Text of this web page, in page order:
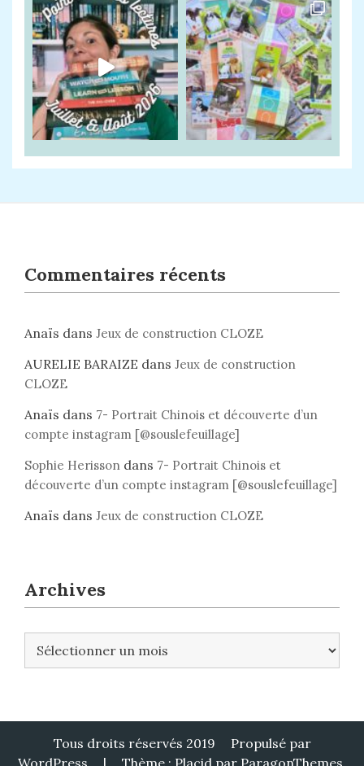
Commentaires récents
Anaïs dans Jeux de construction CLOZE
AURELIE BARAIZE dans Jeux de construction
CLOZE
Anaïs dans 7- Portrait Chinois et découverte d’un
compte instagram [@souslefeuillage]
Sophie Herisson dans 7- Portrait Chinois et
découverte d’un compte instagram [@souslefeuillage]
Anaïs dans Jeux de construction CLOZE
Archives
i
e
Tous droits réservés 2019
Propulsé par